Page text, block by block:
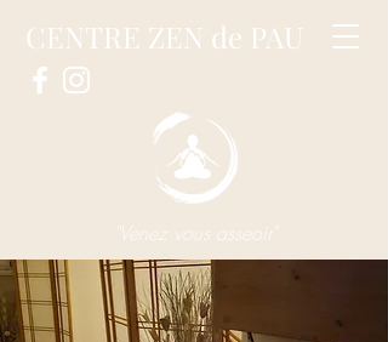
CENTRE ZEN de PAU
"Venez vous asseoir"